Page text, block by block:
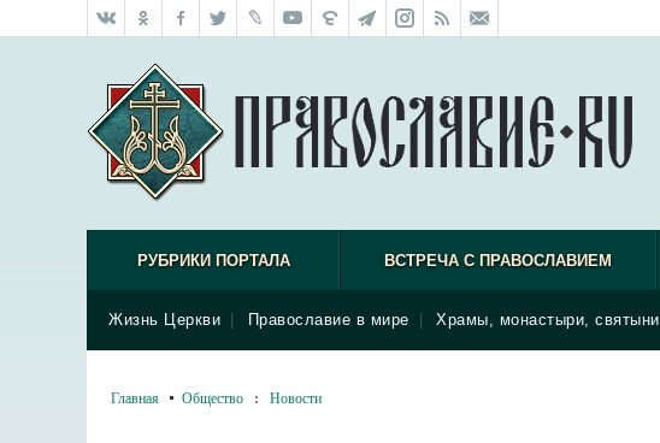
РУБРИКИ ПОРТАЛА ВСТРЕЧА С ПРАВОСЛАВИЕМ
Жизнь Церкви Православие в мире Храмы, монастыри, святыни
Главная Общество : Новости